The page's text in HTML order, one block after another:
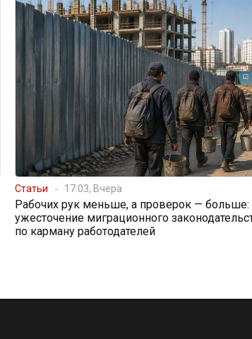
Статьи 17:03, Вчера
Рабочих рук меньше, а проверок — больше:
ужесточение миграционного
по карману работодателей